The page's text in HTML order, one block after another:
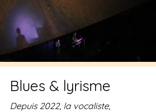
Blues & lyrisme
​Depuis 2022, la vocaliste,